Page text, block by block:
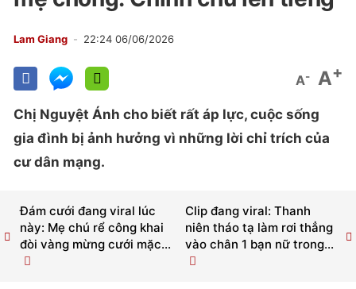
Lam Giang 22:24 06/06/2026
A- A+
Chị Nguyệt Ánh cho biết rất áp lực, cuộc sống
gia đình bị ảnh hưởng vì những lời chỉ trích của
cư dân mạng.
Clip đang viral: Thanh
niên tháo tạ làm rơi thẳng
vào chân 1 bạn nữ trong...
Đám cưới đang viral lúc
này: Mẹ chú rể công khai
đòi vàng mừng cưới mặc...